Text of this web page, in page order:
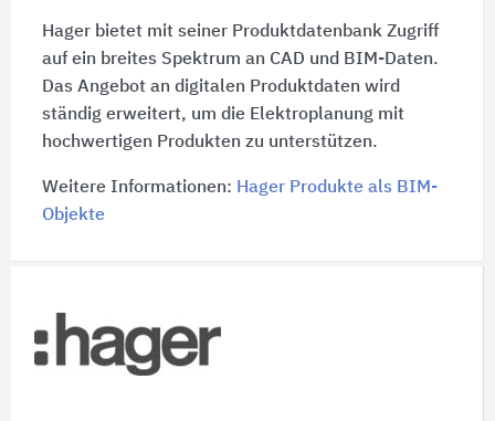
Hager bietet mit seiner Produktdatenbank Zugriff
auf ein breites Spektrum an CAD und BIM-Daten.
Das Angebot an digitalen Produktdaten wird
ständig erweitert, um die Elektroplanung mit
hochwertigen Produkten zu unterstützen.
Weitere Informationen: Hager Produkte als BIM-
Objekte
Schnelleinstiege